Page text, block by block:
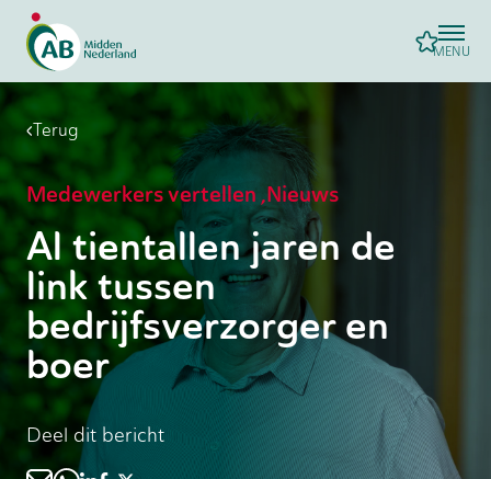
MENU
Terug
Medewerkers vertellen ,Nieuws
Al tientallen jaren de
link tussen
bedrijfsverzorger en
boer
Deel dit bericht